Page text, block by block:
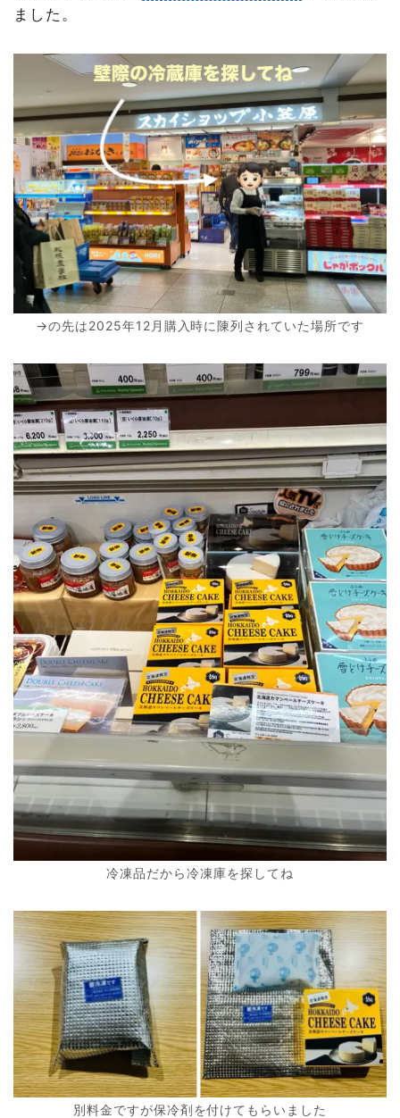
ました。
→の先は2025年12月購入時に陳列されていた場所です
冷凍品だから冷凍庫を探してね
別料金ですが保冷剤を付けてもらいました